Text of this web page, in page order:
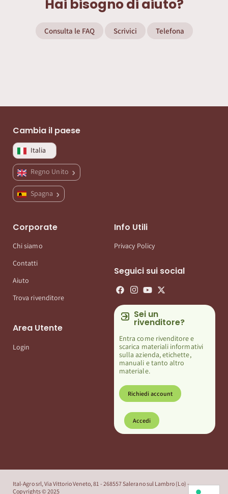
Hai bisogno di aiuto?
Consulta le FAQ Scrivici Telefona
Cambia il paese
Italia
Regno Unito
Spagna
Corporate
Chi siamo
Contatti
Aiuto
Trova rivenditore
Area Utente
Login
Info Utili
Privacy Policy
Seguici sui social
Sei un
rivenditore?
Entra come rivenditore e
scarica materiali informativi
sulla azienda, etichette,
manuali e tanto altro
materiale.
Richiedi account
Accedi
Ital-Agro srl, Via Vittorio Veneto, 81 - 268557 Salerano sul Lambro (Lo) -
Copyrights © 2025